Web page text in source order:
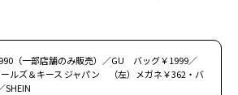
（一部店舗のみ販売）／GU バッグ￥1999／
ルズ＆キース ジャパン （左）メガネ￥362・バ
SHEIN